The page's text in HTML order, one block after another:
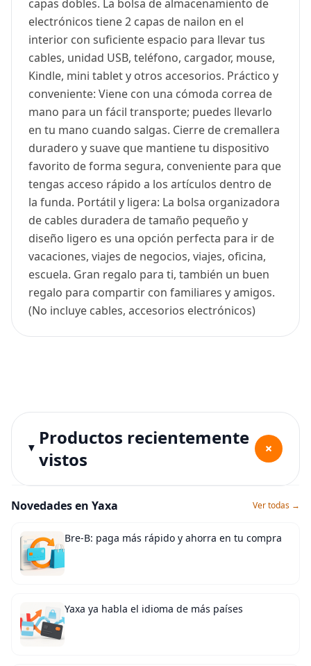
capas dobles. La bolsa de almacenamiento de
electrónicos tiene 2 capas de nailon en el
interior con suficiente espacio para llevar tus
cables, unidad USB, teléfono, cargador, mouse,
Kindle, mini tablet y otros accesorios. Práctico y
conveniente: Viene con una cómoda correa de
mano para un fácil transporte; puedes llevarlo
en tu mano cuando salgas. Cierre de cremallera
duradero y suave que mantiene tu dispositivo
favorito de forma segura, conveniente para que
tengas acceso rápido a los artículos dentro de
la funda. Portátil y ligera: La bolsa organizadora
de cables duradera de tamaño pequeño y
diseño ligero es una opción perfecta para ir de
vacaciones, viajes de negocios, viajes, oficina,
escuela. Gran regalo para ti, también un buen
regalo para compartir con familiares y amigos.
(No incluye cables, accesorios electrónicos)
Productos recientemente
vistos
+
Novedades en Yaxa Ver todas →
Bre-B: paga más rápido y ahorra en tu compra
Yaxa ya habla el idioma de más países